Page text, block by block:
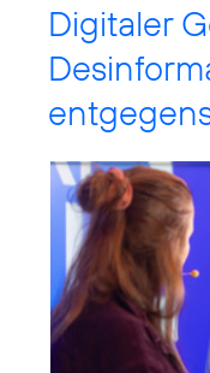
Digitaler